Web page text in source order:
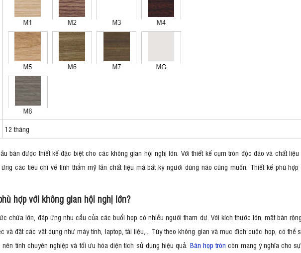
12 tháng
bàn được thiết kế đặc biệt cho các không gian hội nghị lớn. Với thiết kế cụm tròn độc đáo và chất
các tiêu chí về tính thẩm mỹ lẫn chất liệu mà bất kỳ người dùng nào cũng muốn. Thiết kế phù
hợp với không gian hội nghị lớn?
chứa lớn, đáp ứng nhu cầu của các buổi họp có nhiều người tham dự. Với kích thước lớn, mặt bàn
và đặt các vật dụng như máy tính, laptop, tài liệu,... Tùy theo không gian và mục đích cuộc họp, có thể
tính chuyên nghiệp và tối ưu hóa diện tích sử dụng hiệu quả. Bàn họp tròn còn mang ý nghĩa cho